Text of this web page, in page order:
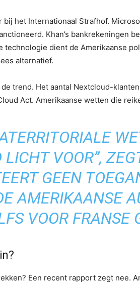
bij het Internationaal Strafhof.
Khan’s bankrekeningen
technologie dient de Amerikaanse
alternatief.
trend. Het aantal Nextcloud-
Act. Amerikaanse wetten die
LICHT VOOR”,
GEEN
AMERIKAANSE
VOOR FRANSE
Een recent rapport zegt nee.